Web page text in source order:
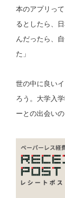
本のアプリっ
るとしたら、
んだったら、
た」
世の中に良い
ろう。大学入
ーとの出会い